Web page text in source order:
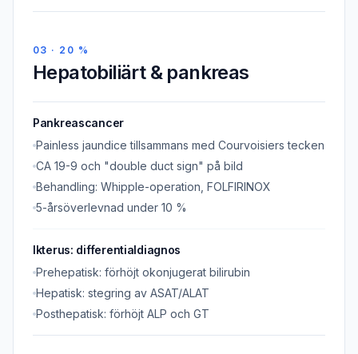
03 · 20 %
Hepatobiliärt & pankreas
Pankreascancer
Painless jaundice tillsammans med Courvoisiers tecken
CA 19-9 och "double duct sign" på bild
Behandling: Whipple-operation, FOLFIRINOX
5-årsöverlevnad under 10 %
Ikterus: differentialdiagnos
Prehepatisk: förhöjt okonjugerat bilirubin
Hepatisk: stegring av ASAT/ALAT
Posthepatisk: förhöjt ALP och GT